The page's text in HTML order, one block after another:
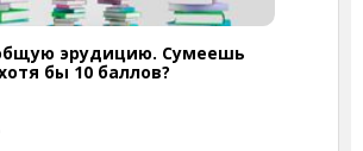
эрудицию. Сумеешь
бы 10 баллов?